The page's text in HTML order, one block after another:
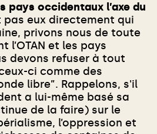
pays occidentaux l’axe du
pas eux directement qui
privons nous de toute
l’OTAN et les pays
devons refuser à tout
ci comme des
libre”. Rappelons, s'il
a lui-même basé sa
de la faire) sur le
l’oppression et